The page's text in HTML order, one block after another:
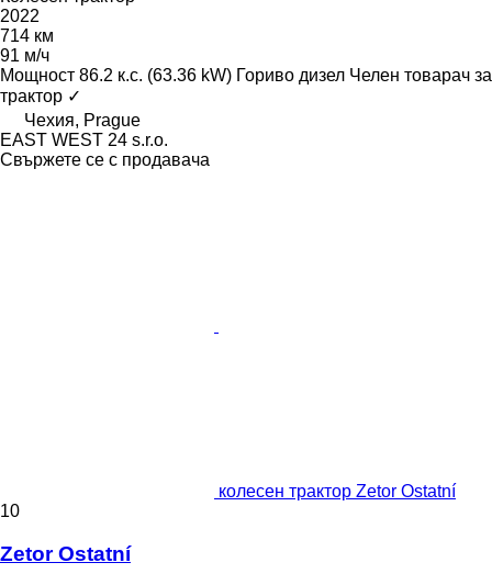
2022
714 км
91 м/ч
Мощност 86.2 к.с. (63.36 kW) Гориво дизел Челен товарач за
трактор ✓
Чехия, Prague
EAST WEST 24 s.r.o.
Свържете се с продавача
колесен трактор Zetor Ostatní
10
Zetor Ostatní